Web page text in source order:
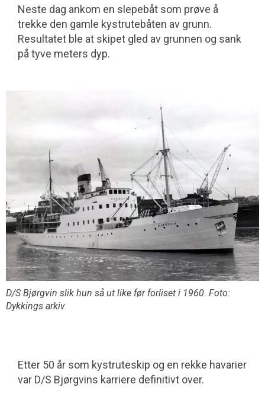
Neste dag ankom en slepebåt som prøve å
trekke den gamle kystrutebåten av grunn.
Resultatet ble at skipet gled av grunnen og sank
på tyve meters dyp.
D/S Bjørgvin slik hun så ut like før forliset i 1960. Foto:
Dykkings arkiv
Etter 50 år som kystruteskip og en rekke havarier
var D/S Bjørgvins karriere definitivt over.